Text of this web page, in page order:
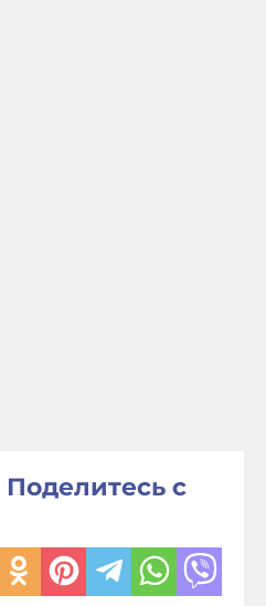
Поделитесь с